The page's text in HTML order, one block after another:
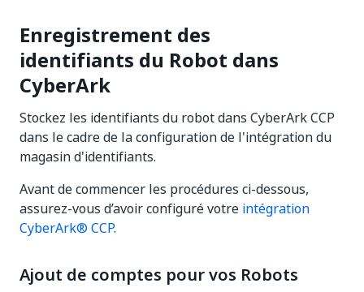
Enregistrement des
identifiants du Robot dans
CyberArk
Stockez les identifiants du robot dans CyberArk CCP
dans le cadre de la configuration de l'intégration du
magasin d'identifiants.
Avant de commencer les procédures ci-dessous,
assurez-vous d’avoir configuré votre intégration
CyberArk® CCP.
Ajout de comptes pour vos Robots